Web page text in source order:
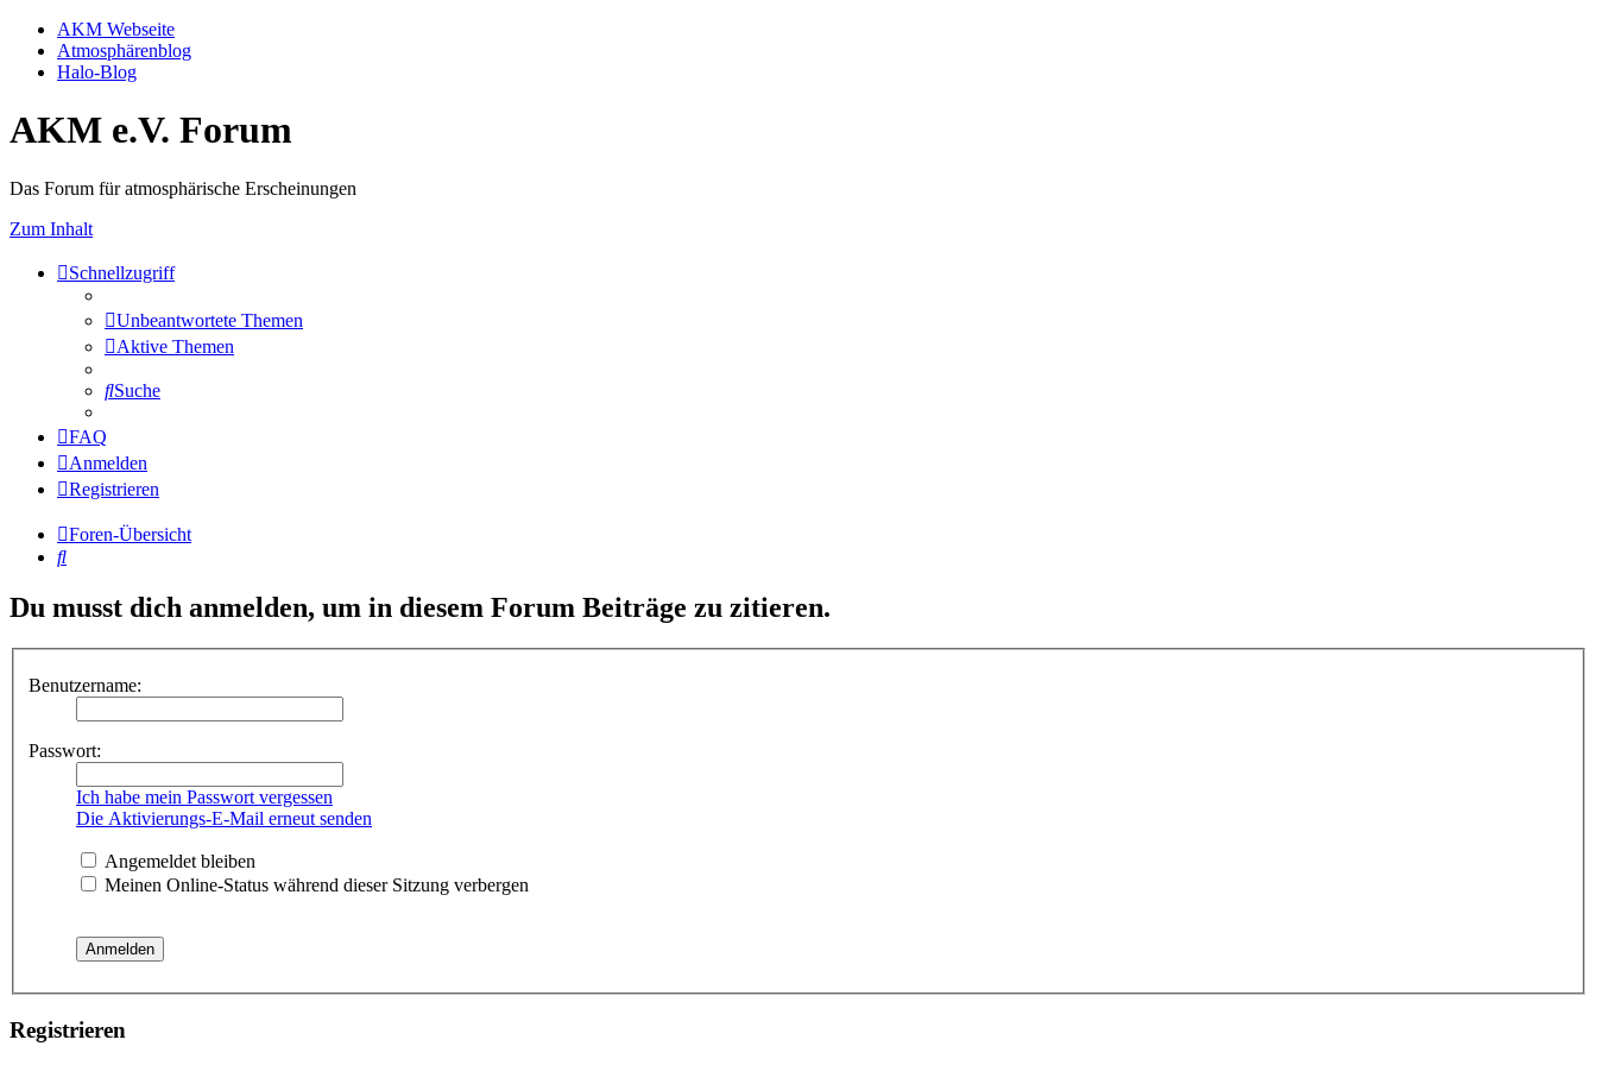
AKM Webseite
Atmosphärenblog
Halo-Blog
AKM e.V. Forum
Das Forum für atmosphärische Erscheinungen
Zum Inhalt
Schnellzugriff
Unbeantwortete Themen
Aktive Themen
Suche
FAQ
Anmelden
Registrieren
Foren-Übersicht
Suche
Du musst dich anmelden, um in diesem Forum Beiträge zu zitieren.
Benutzername:
Passwort:
Ich habe mein Passwort vergessen
Die Aktivierungs-E-Mail erneut senden
Angemeldet bleiben
Meinen Online-Status während dieser Sitzung verbergen
Registrieren